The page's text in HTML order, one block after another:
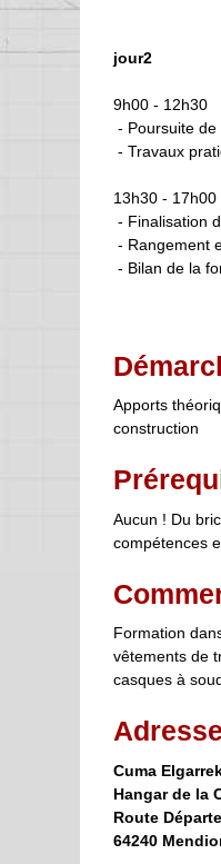
jour2
9h00 - 12h30
- Poursuite de
- Travaux
13h30 - 17h00
- Finalisation
- Rangement
- Bilan de la
Apports
construction
Aucun ! Du
compétences
Formation
vêtements de
casques à
Cuma
Hangar de la
Route
64240